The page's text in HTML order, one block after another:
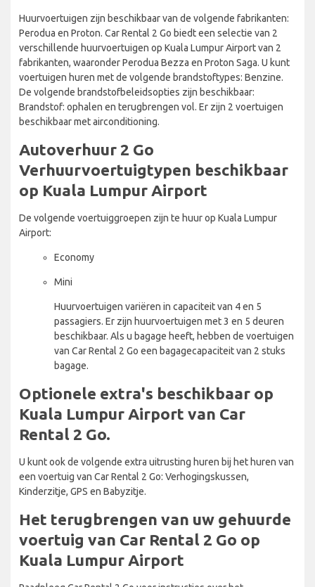
Huurvoertuigen zijn beschikbaar van de volgende fabrikanten:
Perodua en Proton. Car Rental 2 Go biedt een selectie van 2
verschillende huurvoertuigen op Kuala Lumpur Airport van 2
fabrikanten, waaronder Perodua Bezza en Proton Saga. U kunt
voertuigen huren met de volgende brandstoftypes: Benzine.
De volgende brandstofbeleidsopties zijn beschikbaar:
Brandstof: ophalen en terugbrengen vol. Er zijn 2 voertuigen
beschikbaar met airconditioning.
Autoverhuur 2 Go
Verhuurvoertuigtypen beschikbaar
op Kuala Lumpur Airport
De volgende voertuiggroepen zijn te huur op Kuala Lumpur
Airport:
Economy
Mini
Huurvoertuigen variëren in capaciteit van 4 en 5
passagiers. Er zijn huurvoertuigen met 3 en 5 deuren
beschikbaar. Als u bagage heeft, hebben de voertuigen
van Car Rental 2 Go een bagagecapaciteit van 2 stuks
bagage.
Optionele extra's beschikbaar op
Kuala Lumpur Airport van Car
Rental 2 Go.
U kunt ook de volgende extra uitrusting huren bij het huren van
een voertuig van Car Rental 2 Go: Verhogingskussen,
Kinderzitje, GPS en Babyzitje.
Het terugbrengen van uw gehuurde
voertuig van Car Rental 2 Go op
Kuala Lumpur Airport